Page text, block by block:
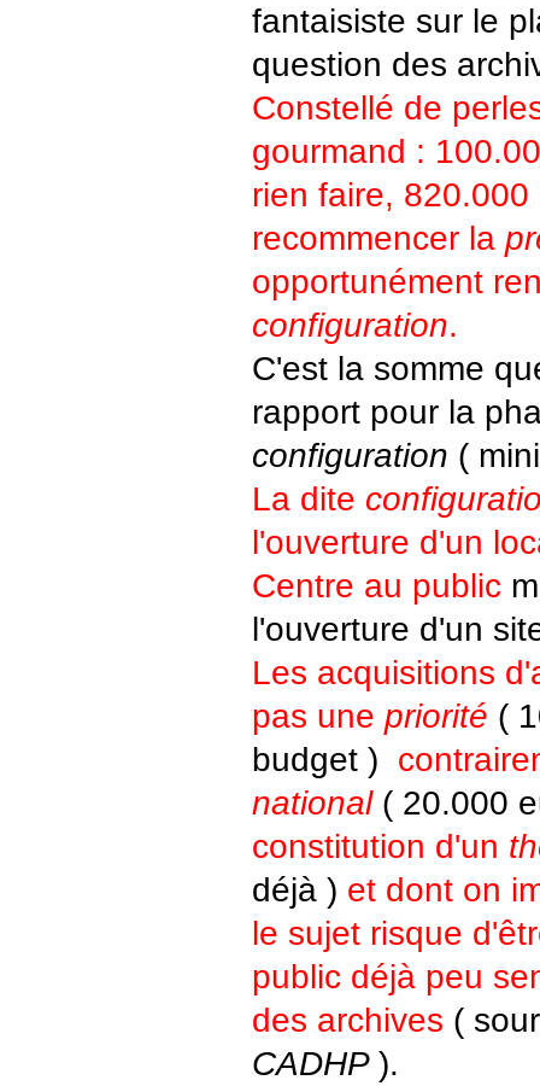
fantaisiste sur le
question des
Constellé de
gourmand :
rien faire,
recommencer la
opportunément
configuration.
C'est la somme
rapport pour la
configuration (
La dite
l'ouverture d'un
Centre au public
l'ouverture d'un
Les acquisitions
pas une priorité (
budget )
national( 20.000
constitution d'un
déjà ) et dont on
le sujet risque
public déjà peu
des archives (
CADHP ).